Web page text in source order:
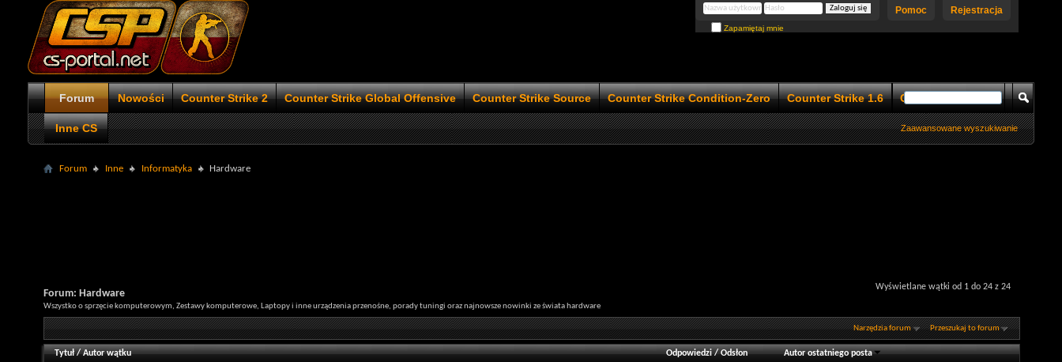
Rejestracja
Pomoc
Zapamiętaj mnie
Forum Nowości Counter Strike 2 Counter Strike Global Offensive Counter Strike Source Counter Strike Condition-Zero Counter Strike 1.6 Counter Strike 1.5
Inne CS Zaawansowane wyszukiwanie
Forum Inne Informatyka Hardware
Wyświetlane wątki od 1 do 24 z 24
Forum: Hardware
Wszystko o sprzęcie komputerowym, Zestawy komputerowe, Laptopy i inne urządzenia przenośne, porady tuningi oraz najnowsze nowinki ze świata hardware
Narzędzia forum Przeszukaj to forum
Tytuł/Autor wątku Odpowiedzi/Odsłon Autor ostatniego posta